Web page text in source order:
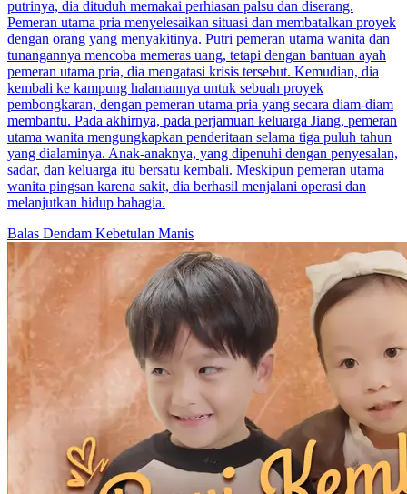
putrinya, dia dituduh memakai perhiasan palsu dan diserang.
Pemeran utama pria menyelesaikan situasi dan membatalkan proyek
dengan orang yang menyakitinya. Putri pemeran utama wanita dan
tunangannya mencoba memeras uang, tetapi dengan bantuan ayah
pemeran utama pria, dia mengatasi krisis tersebut. Kemudian, dia
kembali ke kampung halamannya untuk sebuah proyek
pembongkaran, dengan pemeran utama pria yang secara diam-diam
membantu. Pada akhirnya, pada perjamuan keluarga Jiang, pemeran
utama wanita mengungkapkan penderitaan selama tiga puluh tahun
yang dialaminya. Anak-anaknya, yang dipenuhi dengan penyesalan,
sadar, dan keluarga itu bersatu kembali. Meskipun pemeran utama
wanita pingsan karena sakit, dia berhasil menjalani operasi dan
melanjutkan hidup bahagia.
Balas Dendam Kebetulan Manis